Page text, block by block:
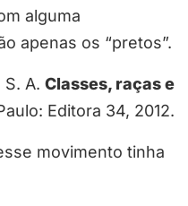
alguma
apenas os “pretos”.
S. A. Classes, raças e
Editora 34, 2012.
movimento tinha